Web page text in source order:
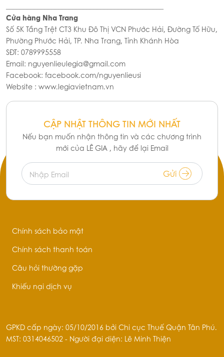
Cửa hàng Nha Trang
Số 5K Tầng Trệt CT3 Khu Đô Thị VCN Phước Hải, Đường Tố Hữu,
Phường Phước Hải, TP. Nha Trang, Tỉnh Khánh Hòa
SĐT: 0789995558
Email: nguyenlieulegia@gmail.com
Facebook: facebook.com/nguyenlieusi
Website : www.legiavietnam.vn
CẬP NHẬT THÔNG TIN MỚI NHẤT
Nếu bạn muốn nhận thông tin và các chương trình
mới của LÊ GIA , hãy để lại Email
Nhập Email Gửi
Chính sách bảo mật
Chính sách thanh toán
Câu hỏi thường gặp
Khiếu nại dịch vụ
GPKD cấp ngày: 05/10/2016 bởi Chi cục Thuế Quận Tân Phú.
MST: 0314046502 - Người đại diện: Lê Minh Thiện